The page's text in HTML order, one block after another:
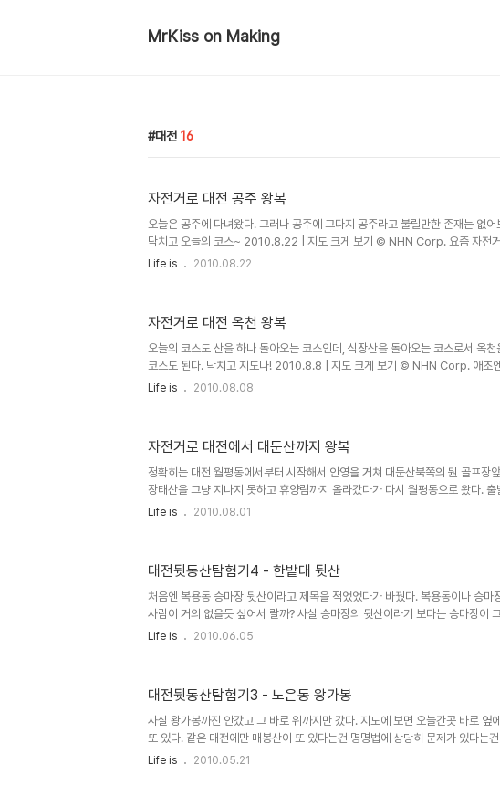
MrKiss on Making
대전 16
자전거로 대전 공주 왕복
오늘은 공주에 다녀왔다. 그러나 공주에 그다지 공주라고 불릴만한 존재는 없
닥치고 오늘의 코스~ 2010.8.22 | 지도 크게 보기 © NHN Corp. 요즘 자전
는 코스들은 모두 대전으로 드나드는 길들 중 하나로 나가서 바로 옆의 길로 돌아
도로 관리할때 길가의 잔돌고 먼지들좀 제발 치워줬으면 좋겠다. 차량에는 별문
만 자전거에는 치명적이다. 아래 사진에 찍힌곳 미리 손봐주지 않으면 비 많이
Life is 2010.08.22
자전거로 대전 옥천 왕복
오늘의 코스도 산을 하나 돌아오는 코스인데, 식장산을 돌아오는 코스로서 옥천
코스도 된다. 닥치고 지도나! 2010.8.8 | 지도 크게 보기 © NHN Corp. 애초
으로 가서 읍내를 구경하고 서대산 입구쪽으로 해서 추부를 거쳐 다시 대전으로
로 된 도로로 가게 되는데, 콘크리트로 포장된 산길이었다. 지도로 볼땐 등고선을
가지도 않을 뿐더러 대청호 상류가 보일듯한 길이라 저지대일것으로 생각하고
나..
Life is 2010.08.08
자전거로 대전에서 대둔산까지 왕복
정확히는 대전 월평동에서부터 시작해서 안영을 거쳐 대둔산북쪽의 뭔 골프장
장태산을 그냥 지나지 못하고 휴양림까지 올라갔다가 다시 월평동으로 왔다. 출
산을 올라갈 생각은 없었는데..가 아니라 장태산만 올라갈까 대둔산만 다녀올까
벤치에 안장서 쉬다가 왔다. 싸이클은 고개를 쳐들고 다녀야되서 오래타면 목뒤
가 너무 아프다. 내 싸이클이 내 몸에 안맞아서 그런건지 모르겠지만 아무튼 다
아퍼서 못 갈지경..
Life is 2010.08.01
대전뒷동산탐험기4 - 한밭대 뒷산
처음엔 복용동 승마장 뒷산이라고 제목을 적었었다가 바꿨다. 복용동이나 승마
사람이 거의 없을듯 싶어서 랄까? 사실 승마장의 뒷산이라기 보다는 승마장이
어가 있는 셈이다. 산세가 승마장을 감싸고 있는 모양이라서 외부에서는 승마장
오는 비밀결사단의 본부가 있을법한 곳에 승마장과 활터가 있다. 어쩌면 승마장
위한 것일지도.. 활터는 비밀결사조직에 좀 어울리는 듯도 하기까지? 위장을 너
게 해..
Life is 2010.06.05
대전뒷동산탐험기3 - 노은동 왕가봉
사실 왕가봉까진 안갔고 그 바로 위까지만 갔다. 지도에 보면 오늘간곳 바로 옆
또 있다. 같은 대전에만 매봉산이 또 있다는건 명명법에 상당히 문제가 있다는
긴 서울에도 보면 국기봉이 산마다 있는 마당에 뭐 대전에 매봉산 두 개쯤 있다고
Life is 2010.05.21